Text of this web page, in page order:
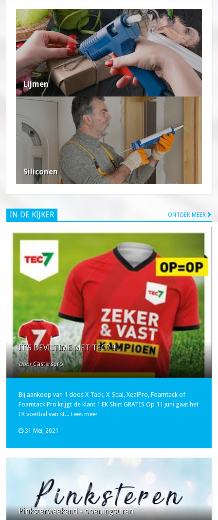
Lijmen
Siliconen
IN DE KIJKER ONTDEK MEER
IT’S DEVILTIME MET TEC7 !!!
Door Casterspro
Bij aankoop van 1 doos X-Tack, X-Seal, XealPro, Foamtack of
Foamtack Pro krijgt de klant 1 EK Shirt GRATIS Op 11 juni gaat het
EK voetbal van st... Lees meer
31 Mei, 2021
Pinksterweekend - openingsuren